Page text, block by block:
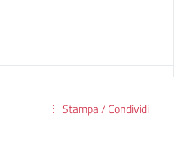
Stampa / Condividi